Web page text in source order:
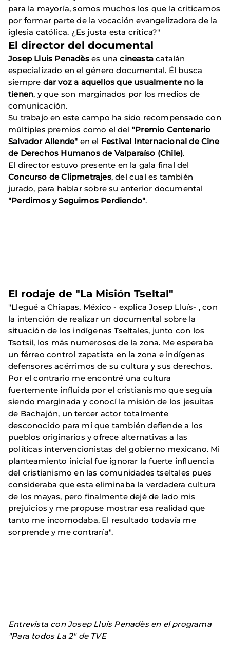
para la mayoría, somos muchos los que la criticamos
por formar parte de la vocación evangelizadora de la
iglesia católica. ¿Es justa esta crítica?"
El director del documental
Josep Lluis Penadèses unacineastacatalán
especializado en el género documental. Él busca
siempre dar voz a aquellos que usualmente no la
tienen, y que son marginados por los medios de
comunicación.
Su trabajo en este campo ha sido recompensado con
múltiples premios como el del "Premio Centenario
Salvador Allende" en el Festival Internacional de Cine
de Derechos Humanos de Valparaíso (Chile).
El director estuvo presente en la gala final del
Concurso de Clipmetrajes, del cual es también
jurado, para hablar sobre su anterior documental
"Perdimos y Seguimos Perdiendo".
El rodaje de "La Misión Tseltal"
"Llegué a Chiapas, México - explica Josep Lluís- , con
la intención de realizar un documental sobre la
situación de los indígenas Tseltales, junto con los
Tsotsil, los más numerosos de la zona. Me esperaba
un férreo control zapatista en la zona e indígenas
defensores acérrimos de su cultura y sus derechos.
Por el contrario me encontré una cultura
fuertemente influida por el cristianismo que seguía
siendo marginada y conocí la misión de los jesuitas
de Bachajón, un tercer actor totalmente
desconocido para mi que también defiende a los
pueblos originarios y ofrece alternativas a las
políticas intervencionistas del gobierno mexicano. Mi
planteamiento inicial fue ignorar la fuerte influencia
del cristianismo en las comunidades tseltales pues
consideraba que esta eliminaba la verdadera cultura
de los mayas, pero finalmente dejé de lado mis
prejuicios y me propuse mostrar esa realidad que
tanto me incomodaba. El resultado todavía me
sorprende y me contraría".
Entrevista con Josep Lluís Penadès en el programa
"Para todos La 2" de TVE